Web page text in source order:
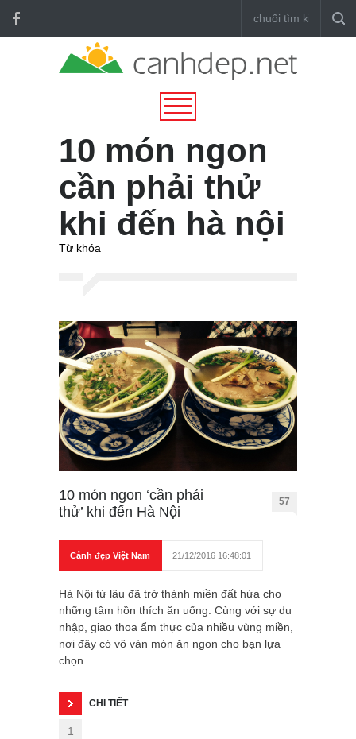
10 món ngon
cần phải thử
khi đến hà nội
Từ khóa
10 món ngon ‘cần phải
thử’ khi đến Hà Nội
57
Cảnh đẹp Việt Nam 21/12/2016 16:48:01
Hà Nội từ lâu đã trở thành miền đất hứa cho
những tâm hồn thích ăn uống. Cùng với sự du
nhập, giao thoa ẩm thực của nhiều vùng miền,
nơi đây có vô vàn món ăn ngon cho bạn lựa
chọn.
CHI TIẾT
1